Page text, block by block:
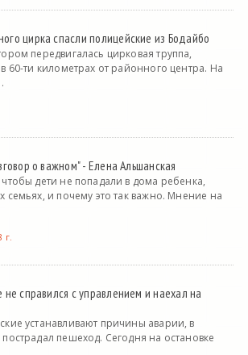
цирка спасли полицейские из Бодайбо
передвигалась цирковая труппа,
60-ти километрах от районного центра. На
о важном" - Елена Альшанская
дети не попадали в дома ребенка,
семьях, и почему это так важно. Мнение на
г.
не справился с управлением и наехал на
устанавливают причины аварии, в
пострадал пешеход. Сегодня на остановке